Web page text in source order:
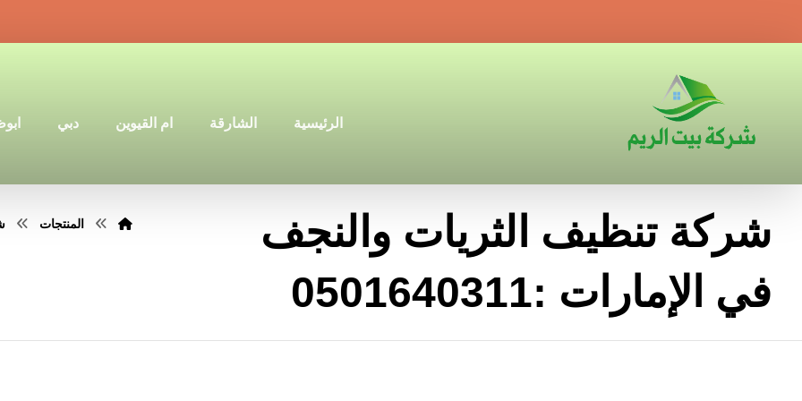
الرئيسية الشارقة ام القيوين دبي
شركة تنظيف الثريات والنجف
في الإمارات :0501640311
المنتجات